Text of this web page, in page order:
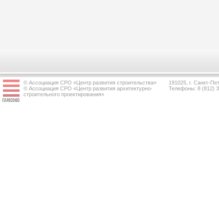
© Ассоциация СРО «Центр развития строительства»
© Ассоциация СРО «Центр развития архитектурно-
строительного проектирования»
191025, г. Санкт-
Телефоны: 8 (812)